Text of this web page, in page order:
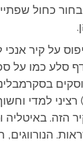
כחול
על קיר
סלע כמו על
רציני למדי
הזה. באיטליה
הנורווגים,